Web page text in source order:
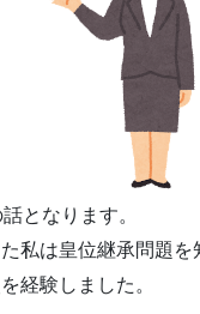
となります。
私は皇位継承問題を
経験しました。